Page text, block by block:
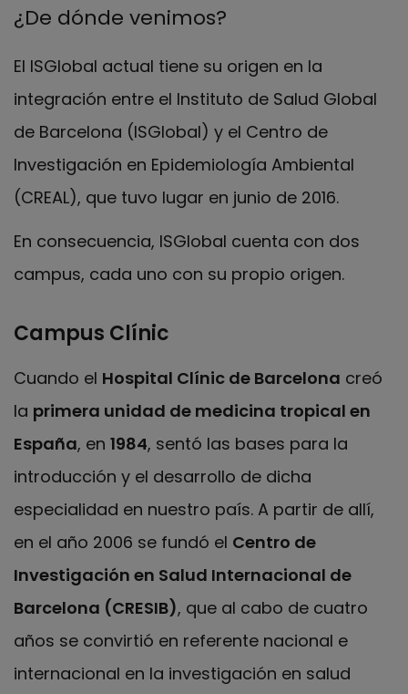
¿De dónde venimos?
El ISGlobal actual tiene su origen en la
integración entre el Instituto de Salud Global
de Barcelona (ISGlobal) y el Centro de
Investigación en Epidemiología Ambiental
(CREAL), que tuvo lugar en junio de 2016.
En consecuencia, ISGlobal cuenta con dos
campus, cada uno con su propio origen.
Campus Clínic
Cuando el Hospital Clínic de Barcelona creó
la primera unidad de medicina tropical en
España, en 1984, sentó las bases para la
introducción y el desarrollo de dicha
especialidad en nuestro país. A partir de allí,
en el año 2006 se fundó el Centro de
Investigación en Salud Internacional de
Barcelona (CRESIB), que al cabo de cuatro
años se convirtió en referente nacional e
internacional en la investigación en salud